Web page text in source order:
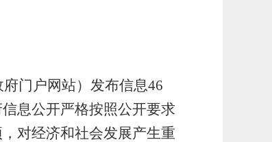
门户网站）发布信息46
息公开严格按照公开要求
对经济和社会发展产生重